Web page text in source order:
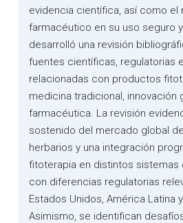
evidencia científica, así como
farmacéutico en su uso seguro
desarrolló una revisión
fuentes científicas, regulatorias
relacionadas con productos
medicina tradicional, innovación
farmacéutica. La revisión
sostenido del mercado global
herbarios y una integración
fitoterapia en distintos sistemas
con diferencias regulatorias
Estados Unidos, América Latina
Asimismo, se identifican